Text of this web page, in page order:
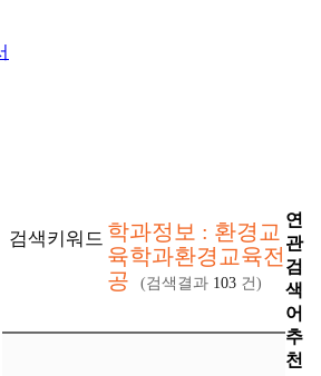
검색키워드 학과정보 : 환경교
육학과환경교육전
공
(검색결과 103 건)
연
관
검
색
어
추
천